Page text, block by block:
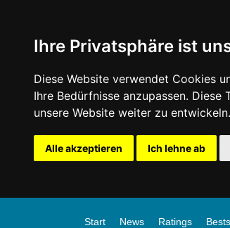
Ihre Privatsphäre ist
Diese Website verwendet Cookies
Ihre Bedürfnisse anzupassen.
unsere Website weiter zu entwickeln.
Alle akzeptieren Ich lehne ab
Start News Ratings